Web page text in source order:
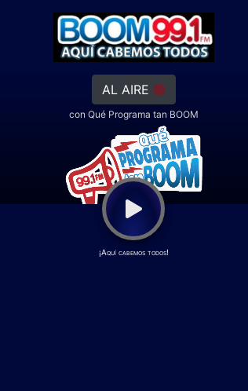
AL AIRE
con Qué Programa tan BOOM
¡Aquí cabemos todos!